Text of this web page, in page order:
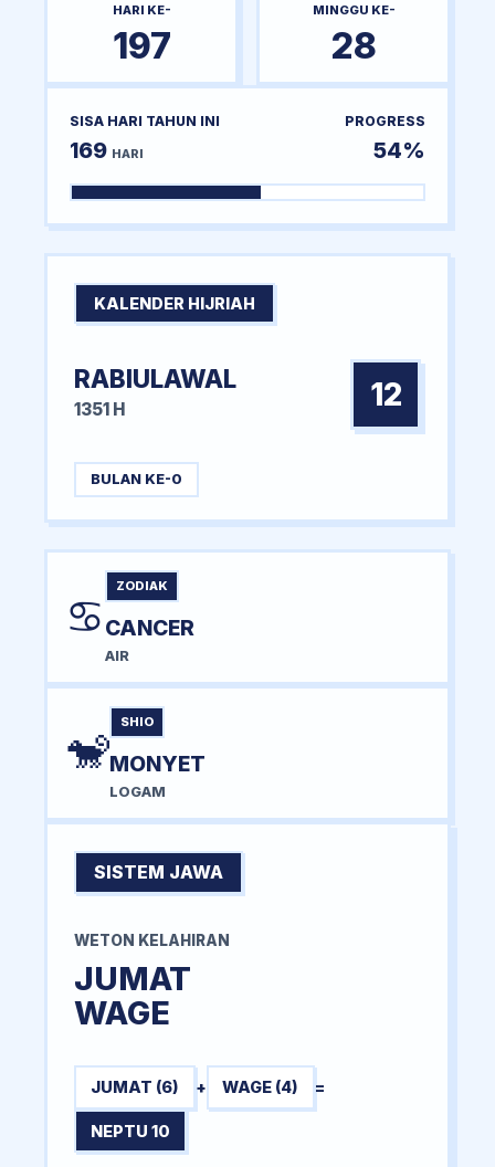
HARI KE-
197
MINGGU KE-
28
SISA HARI TAHUN INI
169 HARI
PROGRESS
54%
KALENDER HIJRIAH
RABIULAWAL
1351 H 12
BULAN KE-0
♋
ZODIAK
CANCER
AIR
🐒
SHIO
MONYET
LOGAM
SISTEM JAWA
WETON KELAHIRAN
JUMAT
WAGE
JUMAT (6) + WAGE (4) =
NEPTU 10